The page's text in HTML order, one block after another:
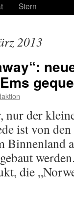
Stern
2013
nur der
ist von
die